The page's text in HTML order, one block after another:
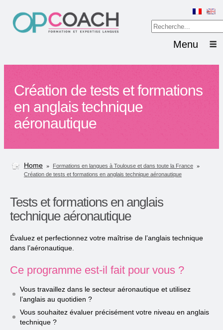
Menu
Création de tests et formations
en anglais technique
aéronautique
Home » Formations en langues à Toulouse et dans toute la France »
Création de tests et formations en anglais technique aéronautique
Tests et formations en anglais
technique aéronautique
Évaluez et perfectionnez votre maîtrise de l’anglais technique
dans l’aéronautique.
Ce programme est-il fait pour vous ?
Vous travaillez dans le secteur aéronautique et utilisez
l’anglais au quotidien ?
Vous souhaitez évaluer précisément votre niveau en anglais
technique ?